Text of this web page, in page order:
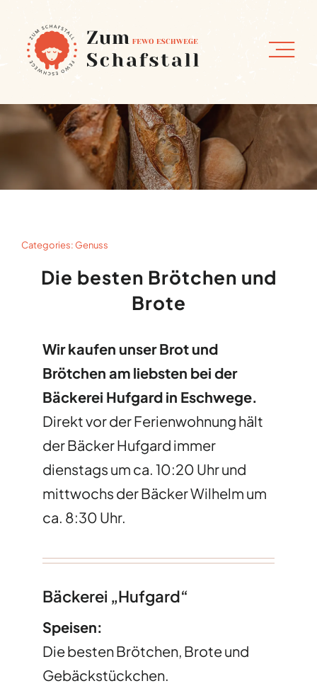
Inhalt
springen
Categories: Genuss
Die besten Brötchen und
Brote
Wir kaufen unser Brot und
Brötchen am liebsten bei der
Bäckerei Hufgard in Eschwege.
Direkt vor der Ferienwohnung hält
der Bäcker Hufgard immer
dienstags um ca. 10:20 Uhr und
mittwochs der Bäcker Wilhelm um
ca. 8:30 Uhr.
Bäckerei „Hufgard“
Speisen:
Die besten Brötchen, Brote und
Gebäckstückchen.